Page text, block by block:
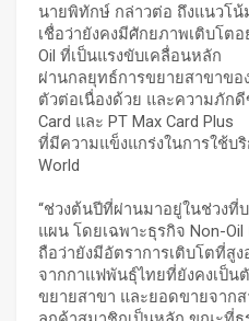
นายพิทักษ์ กล่าวต่อ ถึงแนวโน้
เชื่อว่ายังคงมีศักยภาพเติบโต
Oil ที่เป็นแรงขับเคลื่อนหลัก
ผ่านกลยุทธ์การขยายสาขาข
ตัวต่อเนื่องด้วย และความภัก
Card และ PT Max Card Plus
ที่มีความแข็งแกร่งในการใช้บ
World
“ช่วงต้นปีที่ผ่านมาอยู่ในช่วง
แผน โดยเฉพาะธุรกิจ Non-
ถือว่ายังมีอัตราการเติบโตที่สู
จากกาแฟพันธุ์ไทยที่ยังคงเป็
ขยายสาขา และยอดขายจาก